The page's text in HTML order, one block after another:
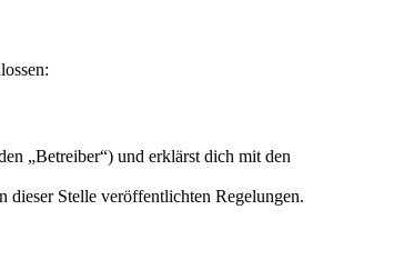
„Betreiber“) und erklärst dich mit den
dieser Stelle veröffentlichten Regelungen.